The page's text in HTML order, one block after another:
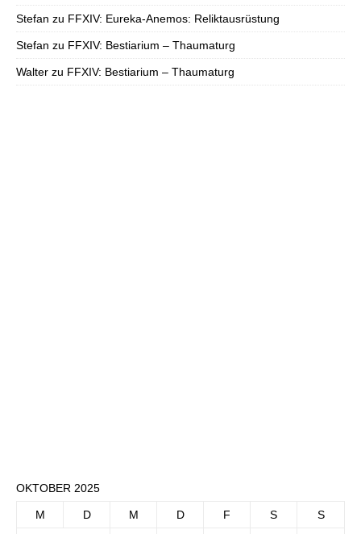
Stefan zu FFXIV: Eureka-Anemos: Reliktausrüstung
Stefan zu FFXIV: Bestiarium – Thaumaturg
Walter zu FFXIV: Bestiarium – Thaumaturg
OKTOBER 2025
M D M D F S S